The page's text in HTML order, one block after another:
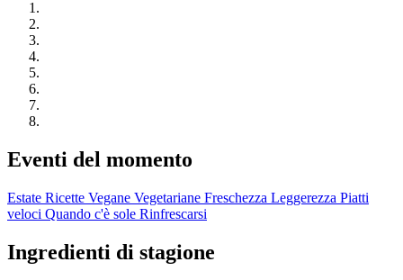
Eventi del momento
Estate Ricette Vegane Vegetariane Freschezza Leggerezza Piatti
veloci Quando c'è sole Rinfrescarsi
Ingredienti di stagione